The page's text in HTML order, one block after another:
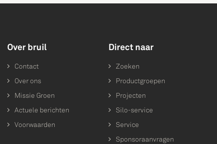
Over bruil
Contact
Over ons
Missie Groen
Actuele berichten
Voorwaarden
Direct naar
Zoeken
Productgroepen
Projecten
Silo-service
Service
Sponsoraanvragen